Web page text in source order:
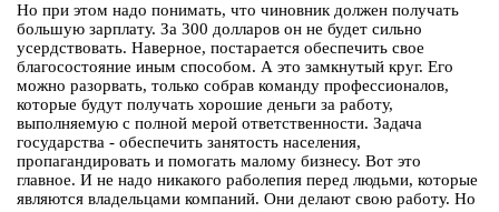
Но при этом надо понимать, что чиновник должен получать
большую зарплату. За 300 долларов он не будет сильно
усердствовать. Наверное, постарается обеспечить свое
благосостояние иным способом. А это замкнутый круг. Его
можно разорвать, только собрав команду профессионалов,
которые будут получать хорошие деньги за работу,
выполняемую с полной мерой ответственности. Задача
государства - обеспечить занятость населения,
пропагандировать и помогать малому бизнесу. Вот это
главное. И не надо никакого раболепия перед людьми, которые
являются владельцами компаний. Они делают свою работу. Но